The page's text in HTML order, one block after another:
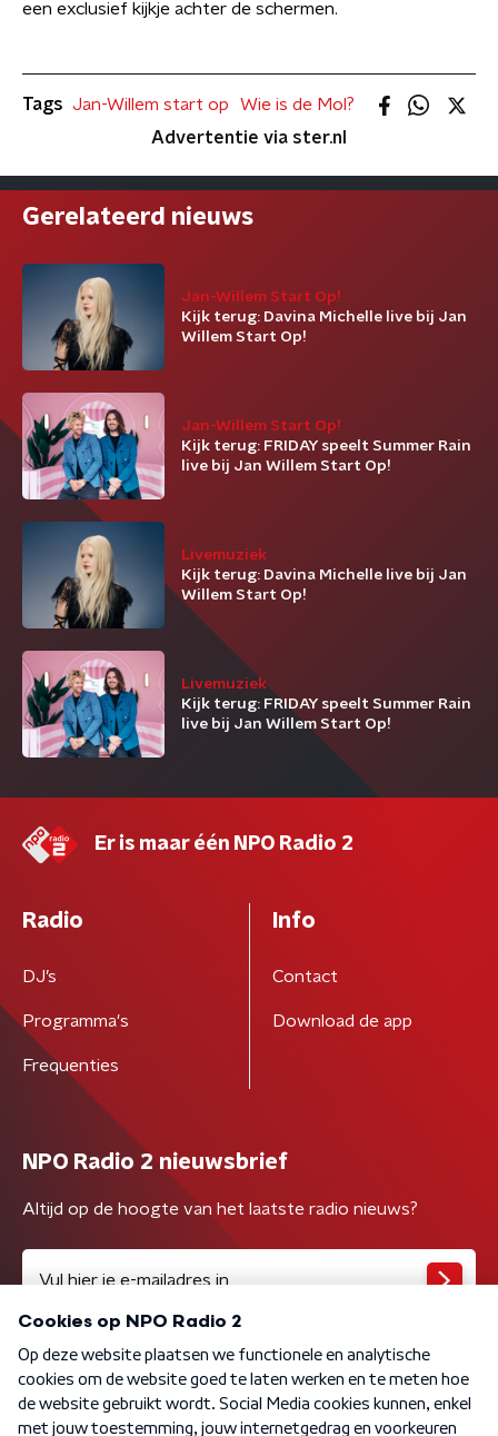
een exclusief kijkje achter de schermen.
Tags Jan-Willem start op
Wie is de Mol?
Advertentie via ster.nl
Gerelateerd nieuws
Jan-Willem Start Op!
Kijk terug: Davina Michelle live bij Jan
Willem Start Op!
Jan-Willem Start Op!
Kijk terug: FRIDAY speelt Summer Rain
live bij Jan Willem Start Op!
Livemuziek
Kijk terug: Davina Michelle live bij Jan
Willem Start Op!
Livemuziek
Kijk terug: FRIDAY speelt Summer Rain
live bij Jan Willem Start Op!
Er is maar één NPO Radio 2
Radio
DJ’s
Programma's
Frequenties
Info
Contact
Download de app
NPO Radio 2 nieuwsbrief
Altijd op de hoogte van het laatste radio nieuws?
Algemene voorwaarden